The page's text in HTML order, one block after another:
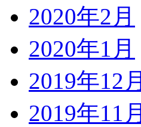
2020年2月
2020年1月
2019年12月
2019年11月